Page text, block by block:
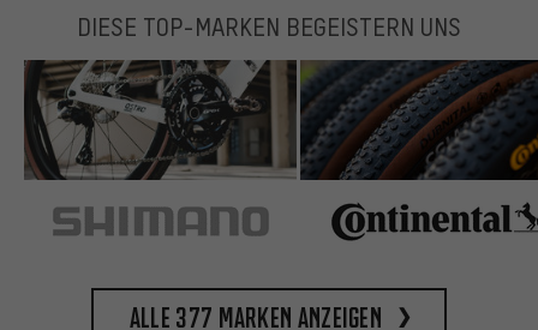
DIESE TOP-MARKEN BEGEISTERN UNS
Alle 377 Marken anzeigen